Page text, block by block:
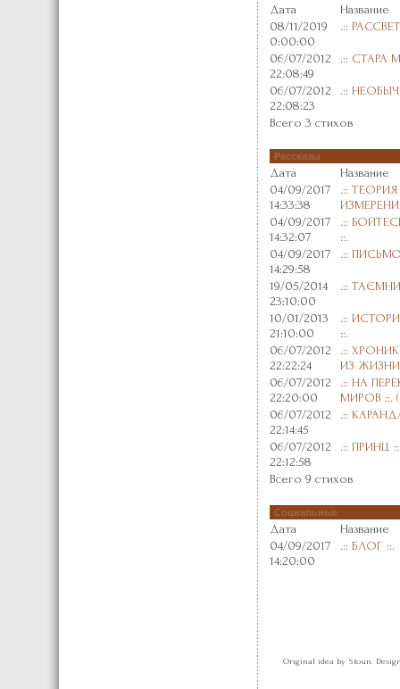
Дата
Название
08/11/2019
0:00:00
.::
06/07/2012
22:08:49
.:: СТАРА
06/07/2012
22:08:23
.::
Всего 3 стихов
Рассказы
Дата
Название
04/09/2017
14:33:38
.::
04/09/2017
14:32:07
.::
::.
04/09/2017
14:29:58
.::
19/05/2014
23:10:00
.::
10/01/2013
21:10:00
.::
::.
06/07/2012
22:22:24
.::
ИЗ
06/07/2012
22:20:00
.:: НА
МИРОВ ::.
06/07/2012
22:14:45
.::
06/07/2012
22:12:58
.:: ПРИНЦ
Всего 9 стихов
Социальные
Дата
Название
04/09/2017
14:20:00
.:: БЛОГ ::.
Original idea by Stoun.